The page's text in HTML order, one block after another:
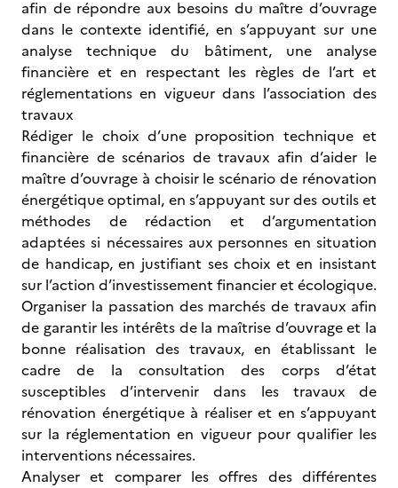
afin de répondre aux besoins du maître d’ouvrage
dans le contexte identifié, en s’appuyant sur une
analyse technique du bâtiment, une analyse
financière et en respectant les règles de l’art et
réglementations en vigueur dans l’association des
travaux
Rédiger le choix d’une proposition technique et
financière de scénarios de travaux afin d’aider le
maître d’ouvrage à choisir le scénario de rénovation
énergétique optimal, en s’appuyant sur des outils et
méthodes de rédaction et d’argumentation
adaptées si nécessaires aux personnes en situation
de handicap, en justifiant ses choix et en insistant
sur l’action d’investissement financier et écologique.
Organiser la passation des marchés de travaux afin
de garantir les intérêts de la maîtrise d’ouvrage et la
bonne réalisation des travaux, en établissant le
cadre de la consultation des corps d’état
susceptibles d’intervenir dans les travaux de
rénovation énergétique à réaliser et en s’appuyant
sur la réglementation en vigueur pour qualifier les
interventions nécessaires.
Analyser et comparer les offres des différentes